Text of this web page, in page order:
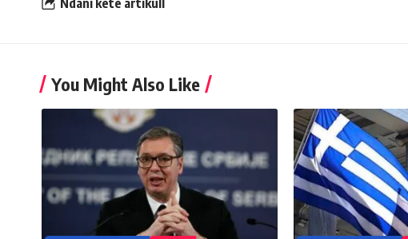
You Might Also Like